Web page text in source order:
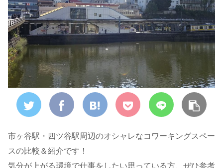
市ヶ谷駅・四ツ谷駅周辺のオシャレなコワーキングスペー
スの比較＆紹介です！
気分が上がる環境で仕事をしたい思っている方、ぜひ参考